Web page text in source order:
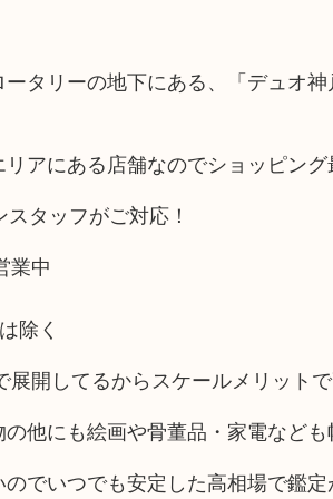
ータリーの地下にある、「デュオ
リアにある店舗なのでショッピング
タッフがご対応！
業中
除く
展開してるからスケールメリットで
の他にも絵画や骨董品・家電なども
でいつでも安定した高相場で鑑定